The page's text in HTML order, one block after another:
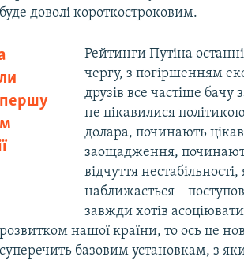
буде доволі короткостроковим.
першу
Рейтинги Путіна
чергу, з погіршенням
друзів все частіше бачу
не цікавилися
долара, починають
заощадження,
відчуття
наближається –
завжди хотів
розвитком нашої країни, то ось це
суперечить базовим установкам, з